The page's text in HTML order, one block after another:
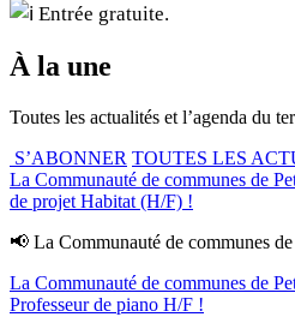
Entrée gratuite.
À la une
Toutes les actualités et l’agenda du
S’ABONNER TOUTES LES
La Communauté de communes de
de projet Habitat (H/F) !
📢 La Communauté de communes
La Communauté de communes de
Professeur de piano H/F !